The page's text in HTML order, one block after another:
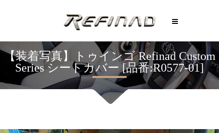
【装着写真】トゥインゴ Refinad Custom
Series シートカバー [品番:R0577-01]